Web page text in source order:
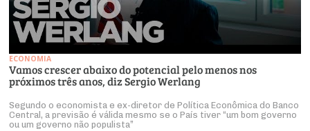
ECONOMIA
Vamos crescer abaixo do potencial pelo menos nos
próximos três anos, diz Sergio Werlang
Segundo o economista e ex-diretor de Política Econômica do Banco
Central, a previsão é válida mesmo se o País tiver “um bom governo
ou um governo não populista”